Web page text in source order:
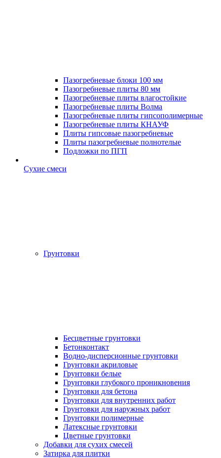
Пазогребневые блоки 100 мм
Пазогребневые плиты 80 мм
Пазогребневые плиты влагостойкие
Пазогребневые плиты Волма
Пазогребневые плиты гипсополимерные
Пазогребневые плиты КНАУФ
Плиты гипсовые пазогребневые
Плиты пазогребневые полнотелые
Подложки по ПГП
Сухие смеси
Грунтовки
Бесцветные грунтовки
Бетонконтакт
Водно-дисперсионные грунтовки
Грунтовки акриловые
Грунтовки белые
Грунтовки глубокого проникновения
Грунтовки для бетона
Грунтовки для внутренних работ
Грунтовки для наружных работ
Грунтовки полимерные
Латексные грунтовки
Цветные грунтовки
Добавки для сухих смесей
Затирка для плитки